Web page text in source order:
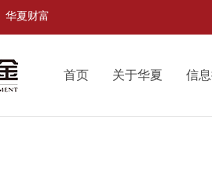
华夏财富
首页 关于华夏 信